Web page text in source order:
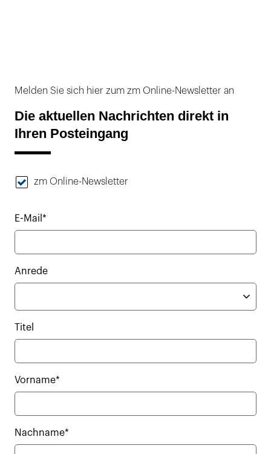
Melden Sie sich hier zum zm Online-Newsletter an
Die aktuellen Nachrichten direkt in
Ihren Posteingang
zm Online-Newsletter
E-Mail*
Anrede
Titel
Vorname*
Nachname*